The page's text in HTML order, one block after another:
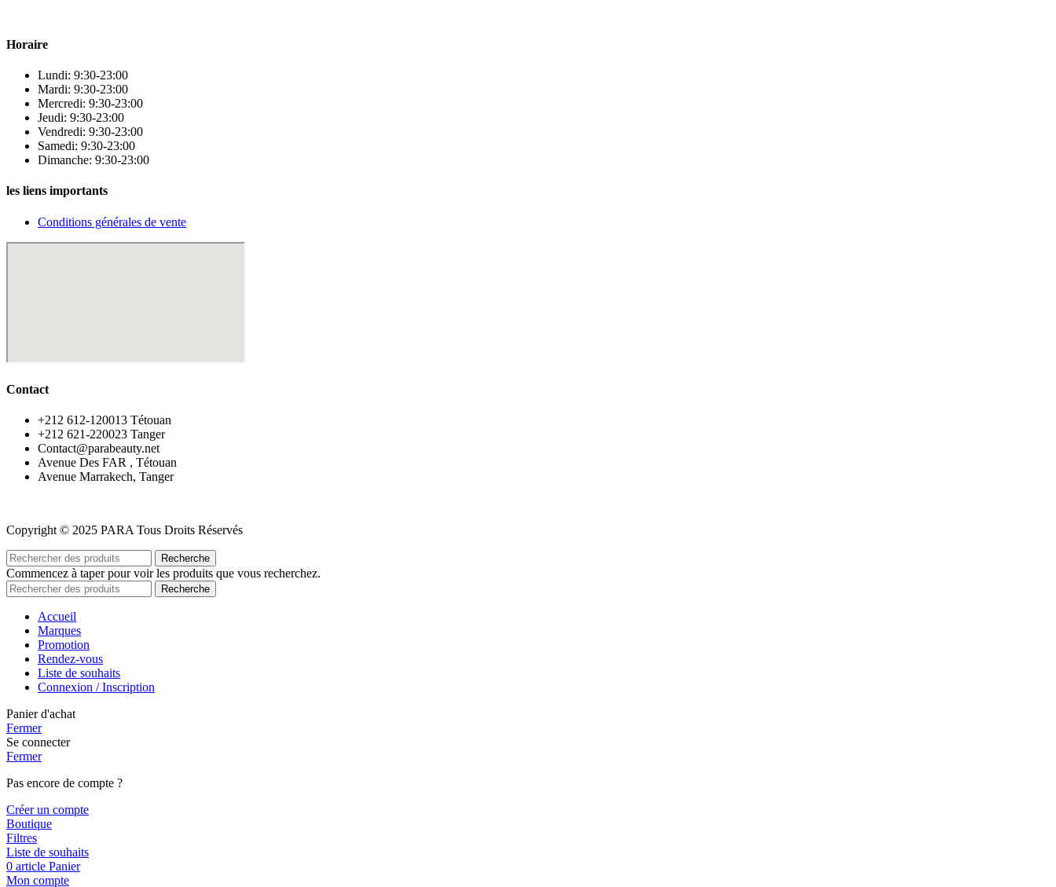
Horaire
Lundi: 9:30-23:00
Mardi: 9:30-23:00
Mercredi: 9:30-23:00
Jeudi: 9:30-23:00
Vendredi: 9:30-23:00
Samedi: 9:30-23:00
Dimanche: 9:30-23:00
les liens importants
Conditions générales de vente
Contact
‪+212 612-120013 Tétouan
‪+212 621-220023 Tanger
Contact@parabeauty.net
Avenue Des FAR , Tétouan
Avenue Marrakech, Tanger
Copyright © 2025 PARA Tous Droits Réservés
Recherche
Commencez à taper pour voir les produits que vous recherchez.
Recherche
Accueil
Marques
Promotion
Rendez-vous
Liste de souhaits
Connexion / Inscription
Panier d'achat
Fermer
Se connecter
Fermer
Pas encore de compte ?
Créer un compte
Boutique
Filtres
Liste de souhaits
0 article Panier
Mon compte